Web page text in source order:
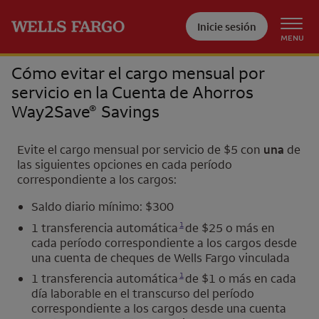
Inicie sesión
MENU
Cómo evitar el cargo mensual por
servicio en la Cuenta de Ahorros
Way2Save® Savings
Evite el cargo mensual por servicio de $5 con una de
las siguientes opciones en cada período
correspondiente a los cargos:
Saldo diario mínimo: $300
1 transferencia automática 1de $25 o más en
cada período correspondiente a los cargos desde
una cuenta de cheques de Wells Fargo vinculada
1 transferencia automática 1de $1 o más en cada
día laborable en el transcurso del período
correspondiente a los cargos desde una cuenta